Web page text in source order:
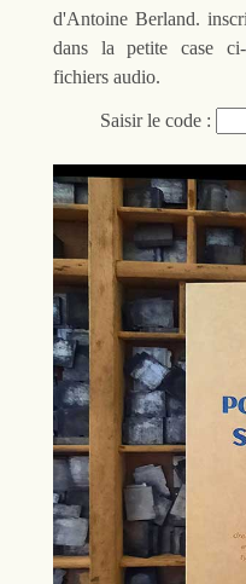
d'Antoine Berland.
dans la petite case ci-
fichiers audio.
Saisir le code :